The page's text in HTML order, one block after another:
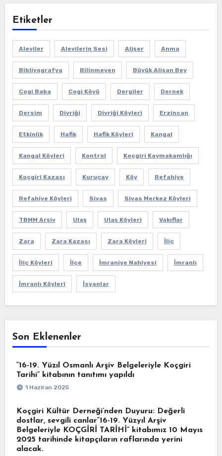
Etiketler
Aleviler Alevilerin Sesi Alişer Anma
Bibliyografya Bilinmeyen Büyük Alişan Bey
Cogi Baba Cogi Köyü Dergiler Dernek
Dersim Divriği Divriği Köyleri Erzincan
Etkinlik Hafik Hafik Köyleri Kangal
Kangal Köyleri Kontrol Koçgiri Kaymakamlığı
Koçgiri Kazası Kuruçay Köy Refahiye
Refahiye Köyleri Sivas Sivas Merkez Köyleri
TBMM Arşiv Ulaş Ulaş Köyleri Vakıflar
Zara Zara Kazası Zara Köyleri İliç
İliç Köyleri İlçe İmraniye Nahiyesi İmranlı
İmranlı Köyleri İsyanlar
Son Eklenenler
“16-19. Yüzıl Osmanlı Arşiv Belgeleriyle Koçgiri
Tarihi” kitabının tanıtımı yapıldı
1 Haziran 2025
Koçgiri Kültür Derneği’nden Duyuru: Değerli
dostlar, sevgili canlar“16-19. Yüzyıl Arşiv
Belgeleriyle KOÇGİRİ TARİHİ” kitabımız 10 Mayıs
2025 tarihinde kitapçıların raflarında yerini
alacak.